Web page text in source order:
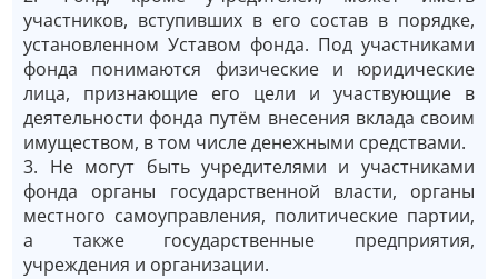
участников, вступивших в его состав в порядке,
установленном Уставом фонда. Под участниками
фонда понимаются физические и юридические
лица, признающие его цели и участвующие в
деятельности фонда путём внесения вклада своим
имуществом, в том числе денежными средствами.
3. Не могут быть учредителями и участниками
фонда органы государственной власти, органы
местного самоуправления, политические партии,
а также государственные предприятия,
учреждения и организации.